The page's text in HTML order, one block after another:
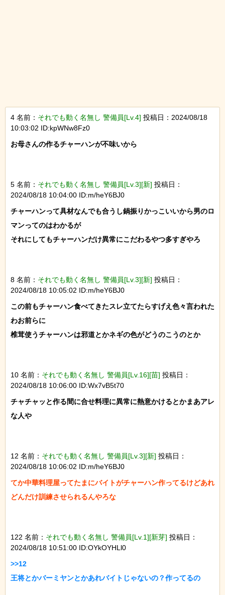
4 名前： それでも動く名無し 警備員[Lv.4] 投稿日：2024/08/18
10:03:02 ID:kpWNw8Fz0
お母さんの作るチャーハンが不味いから
5 名前： それでも動く名無し 警備員[Lv.3][新] 投稿日：
2024/08/18 10:04:00 ID:m/heY6BJ0
チャーハンって具材なんでも合うし鍋振りかっこいいから男のロ
マンってのはわかるが
それにしてもチャーハンだけ異常にこだわるやつ多すぎやろ
8 名前： それでも動く名無し 警備員[Lv.3][新] 投稿日：
2024/08/18 10:05:02 ID:m/heY6BJ0
この前もチャーハン食べてきたスレ立てたらすげえ色々言われた
わお前らに
椎茸使うチャーハンは邪道とかネギの色がどうのこうのとか
10 名前： それでも動く名無し 警備員[Lv.16][苗] 投稿日：
2024/08/18 10:06:00 ID:Wx7vB5t70
チャチャッと作る間に合せ料理に異常に熱意かけるとかまあアレ
な人や
12 名前： それでも動く名無し 警備員[Lv.3][新] 投稿日：
2024/08/18 10:06:02 ID:m/heY6BJ0
てか中華料理屋ってたまにバイトがチャーハン作ってるけどあれ
どんだけ訓練させられるんやろな
122 名前： それでも動く名無し 警備員[Lv.1][新芽] 投稿日：
2024/08/18 10:51:00 ID:OYkOYHLl0
>>12
王将とかバーミヤンとかあれバイトじゃないの？作ってるの